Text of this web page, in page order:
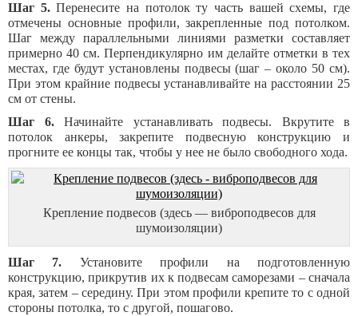
Шаг 5.Перенесите на потолок ту часть вашей схемы, где
отмечены основные профили, закрепленные под потолком.
Шаг между параллельными линиями разметки составляет
примерно 40 см. Перпендикулярно им делайте отметки в тех
местах, где будут установлены подвесы (шаг – около 50 см).
При этом крайние подвесы устанавливайте на расстоянии 25
см от стены.
Шаг 6.Начинайте устанавливать подвесы. Вкрутите в
потолок анкеры, закрепите подвесную конструкцию и
прогните ее концы так, чтобы у нее не было свободного хода.
Крепление подвесов (здесь — виброподвесов для
шумоизоляции)
Шаг 7. Установите профили на подготовленную
конструкцию, прикрутив их к подвесам саморезами – сначала
края, затем – середину. При этом профили крепите то с одной
стороны потолка, то с другой, пошагово.